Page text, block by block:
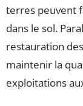
terres peuvent
dans le sol.
restauration
maintenir la
exploitations